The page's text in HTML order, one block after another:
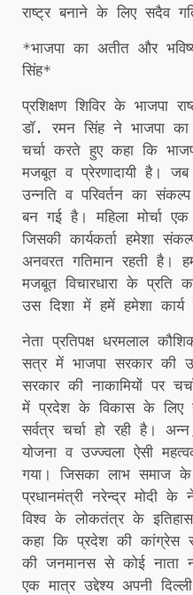
राष्ट्र बनाने के लिए सदैव
*भाजपा का अतीत और
सिंह*
प्रशिक्षण शिविर के भाजपा
डाॅ. रमन सिंह ने भाजपा का
चर्चा करते हुए कहा कि
मजबूत व प्रेरणादायी है।
उन्नति व परिवर्तन का
बन गई है। महिला मोर्चा
जिसकी कार्यकर्ता हमेशा
अनवरत गतिमान रहती है।
मजबूत विचारधारा के प्रति
उस दिशा में हमें हमेशा कार्य
नेता प्रतिपक्ष धरमलाल
सत्र में भाजपा सरकार की
सरकार की नाकामियों पर
में प्रदेश के विकास के लिए
सर्वत्र चर्चा हो रही है।
योजना व उज्ज्वला ऐसी
गया। जिसका लाभ समाज
प्रधानमंत्री नरेन्द्र मोदी
विश्व के लोकतंत्र के
कहा कि प्रदेश की कांग्रेस
की जनमानस से कोई नाता
एक मात्र उद्देश्य अपनी